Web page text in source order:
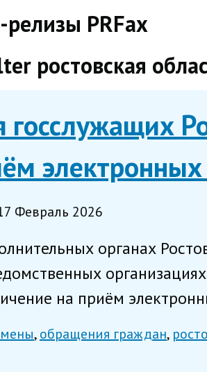
релизы PRFax
ростовская
госслужащих
Февраль 2026
органах
на приём
обращения граждан